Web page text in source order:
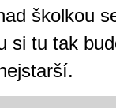
školkou
si tu tak
V
nabídku her
pravidelné